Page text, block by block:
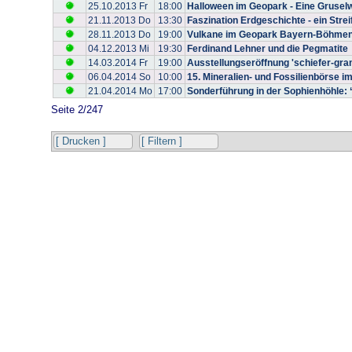
25.10.2013 Fr
18:00 Halloween im Geopark - Eine
21.11.2013 Do
13:30 Faszination Erdgeschichte - ein
28.11.2013 Do
19:00 Vulkane im Geopark Bayern-
04.12.2013 Mi
19:30 Ferdinand Lehner und die Pegmatite
14.03.2014 Fr
19:00 Ausstellungseröffnung 'schiefer-
06.04.2014 So
10:00 15. Mineralien- und Fossilienbörse
21.04.2014 Mo
17:00 Sonderführung in der Sophienhöhle:
Seite 2/247
[ Drucken ] [ Filtern ]